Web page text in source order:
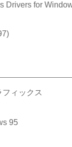
Drivers for
フィックス
95